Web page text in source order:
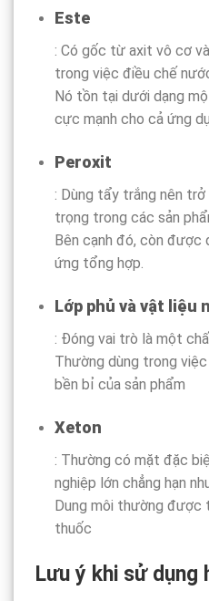
Este
: Có gốc từ axit vô cơ
trong việc điều chế
Nó tồn tại dưới dạng
cực mạnh cho cả ứng
Peroxit
: Dùng tẩy trắng nên trở
trọng trong các sản
Bên cạnh đó, còn được
ứng tổng hợp.
Lớp phủ và vật liệu
: Đóng vai trò là một
Thường dùng trong
bền bỉ của sản phẩm
Xeton
: Thường có mặt đặc
nghiệp lớn chẳng hạn
Dung môi thường được
thuốc
Lưu ý khi sử dụng